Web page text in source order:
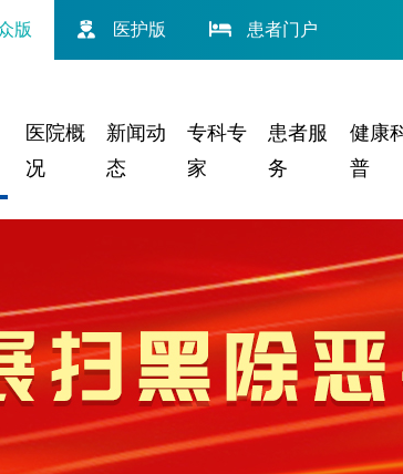
版 医护版 患者门户
医院概
况
新闻动
态
专科专
家
患者服
务
健康
普